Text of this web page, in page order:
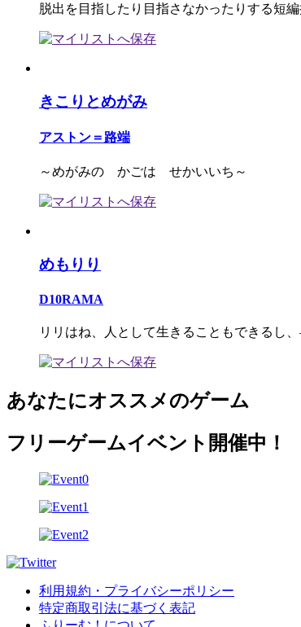
脱出を目指したり目指さなかったりする短
きこりとめがみ
アストン＝路端
～めがみの かごは せかいいち～
めもりり
D10RAMA
リリはね、人として生きることもできるし
あなたにオススメのゲーム
フリーゲームイベント開催中！
利用規約・プライバシーポリシー
特定商取引法に基づく表記